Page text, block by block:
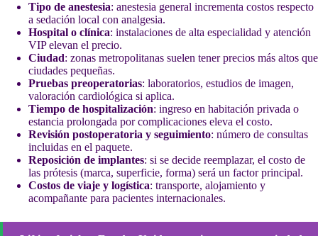
Tipo de anestesia: anestesia general incrementa costos respecto
a sedación local con analgesia.
Hospital o clínica: instalaciones de alta especialidad y atención
VIP elevan el precio.
Ciudad: zonas metropolitanas suelen tener precios más altos que
ciudades pequeñas.
Pruebas preoperatorias: laboratorios, estudios de imagen,
valoración cardiológica si aplica.
Tiempo de hospitalización: ingreso en habitación privada o
estancia prolongada por complicaciones eleva el costo.
Revisión postoperatoria y seguimiento: número de consultas
incluidas en el paquete.
Reposición de implantes: si se decide reemplazar, el costo de
las prótesis (marca, superficie, forma) será un factor principal.
Costos de viaje y logística: transporte, alojamiento y
acompañante para pacientes internacionales.